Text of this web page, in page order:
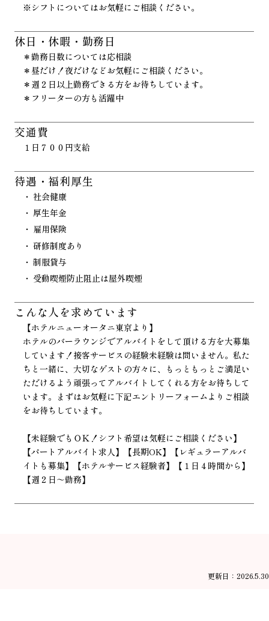
※シフトについてはお気軽にご相談ください。
休日・休暇・勤務日
＊勤務日数については応相談
＊昼だけ！夜だけなどお気軽にご相談ください。
＊週２日以上勤務できる方をお待ちしています。
＊フリーターの方も活躍中
交通費
１日７００円支給
待遇・福利厚生
社会健康
厚生年金
雇用保険
研修制度あり
制服貸与
受動喫煙防止阻止は屋外喫煙
こんな人を求めています
【ホテルニューオータニ東京より】
ホテルのバーラウンジでアルバイトをして頂ける方を大募集
しています！接客サービスの経験未経験は問いません。私た
ちと一緒に、大切なゲストの方々に、もっともっとご満足い
ただけるよう頑張ってアルバイトしてくれる方をお待ちして
います。まずはお気軽に下記エントリーフォームよりご相談
をお待ちしています。
【未経験でもＯＫ！シフト希望は気軽にご相談ください】
【パートアルバイト求人】【長期OK】【レギュラーアルバ
イトも募集】【ホテルサービス経験者】【１日４時間から】
【週２日～勤務】
更新日：2026.5.30